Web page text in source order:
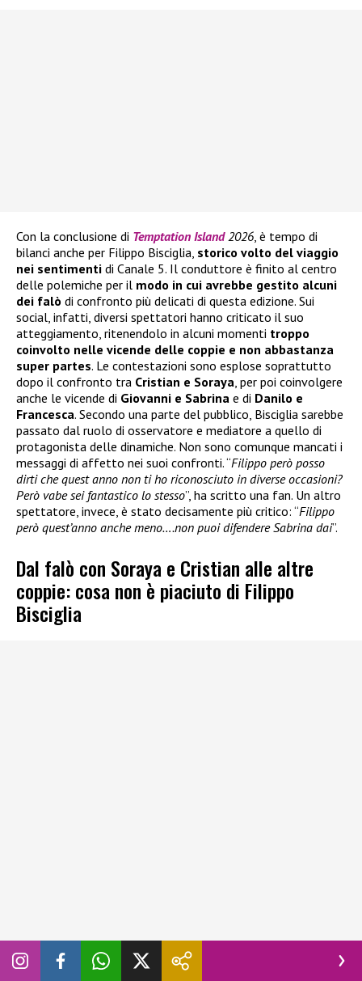
Con la conclusione di Temptation Island 2026 , è tempo di
bilanci anche per Filippo Bisciglia, storico volto del viaggio
nei sentimenti di Canale 5. Il conduttore è finito al centro
delle polemiche per il modo in cui avrebbe gestito alcuni
dei falò di confronto più delicati di questa edizione. Sui
social, infatti, diversi spettatori hanno criticato il suo
atteggiamento, ritenendolo in alcuni momenti troppo
coinvolto nelle vicende delle coppie e non abbastanza
super partes. Le contestazioni sono esplose soprattutto
dopo il confronto tra Cristian e Soraya , per poi coinvolgere
anche le vicende di Giovanni e Sabrina e di Danilo e
Francesca. Secondo una parte del pubblico, Bisciglia sarebbe
passato dal ruolo di osservatore e mediatore a quello di
protagonista delle dinamiche. Non sono comunque mancati i
messaggi di affetto nei suoi confronti. “Filippo però posso
dirti che quest anno non ti ho riconosciuto in diverse occasioni?
Però vabe sei fantastico lo stesso”, ha scritto una fan. Un altro
spettatore, invece, è stato decisamente più critico: “Filippo
però quest’anno anche meno….non puoi difendere Sabrina dai”.
Dal falò con Soraya e Cristian alle altre
coppie: cosa non è piaciuto di Filippo
Bisciglia